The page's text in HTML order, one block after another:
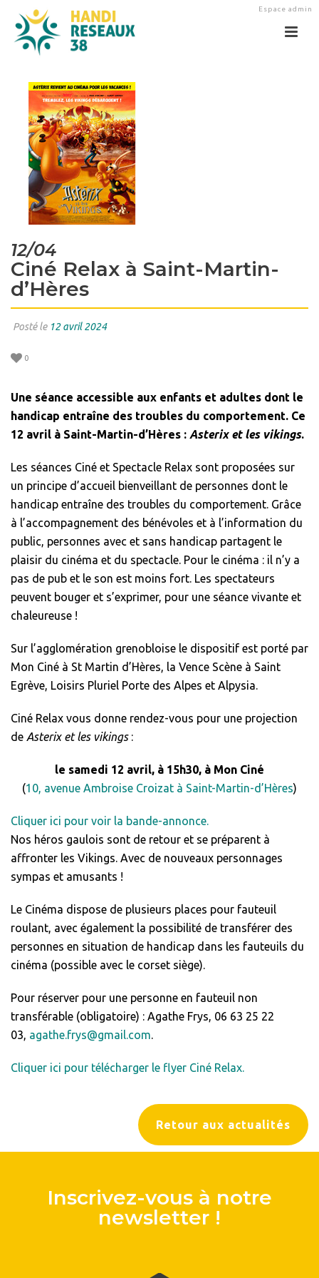
Espace admin
12/04
Ciné Relax à Saint-Martin-
d’Hères
Posté le 12 avril 2024
0
Retour aux actualités
Une séance accessible aux enfants et adultes dont le
handicap entraîne des troubles du comportement. Ce
12 avril à Saint-Martin-d’Hères : Asterix et les vikings.
Les séances Ciné et Spectacle Relax sont proposées sur
un principe d’accueil bienveillant de personnes dont le
handicap entraîne des troubles du comportement. Grâce
à l’accompagnement des bénévoles et à l’information du
public, personnes avec et sans handicap partagent le
plaisir du cinéma et du spectacle. Pour le cinéma : il n’y a
pas de pub et le son est moins fort. Les spectateurs
peuvent bouger et s’exprimer, pour une séance vivante et
chaleureuse !
Sur l’agglomération grenobloise le dispositif est porté par
Mon Ciné à St Martin d’Hères, la Vence Scène à Saint
Egrève, Loisirs Pluriel Porte des Alpes et Alpysia.
Ciné Relax vous donne rendez-vous pour une projection
de Asterix et les vikings:
le samedi 12 avril, à 15h30, à Mon Ciné
(10, avenue Ambroise Croizat à Saint-Martin-d’Hères)
Cliquer ici pour voir la bande-annonce.
Nos héros gaulois sont de retour et se préparent à
affronter les Vikings. Avec de nouveaux personnages
sympas et amusants !
Le Cinéma dispose de plusieurs places pour fauteuil
roulant, avec également la possibilité de transférer des
personnes en situation de handicap dans les fauteuils du
cinéma (possible avec le corset siège).
Pour réserver pour une personne en fauteuil non
transférable (obligatoire) : Agathe Frys, 06 63 25 22
03, agathe.frys@gmail.com.
Cliquer ici pour télécharger le flyer Ciné Relax.
Inscrivez-vous à notre
newsletter !